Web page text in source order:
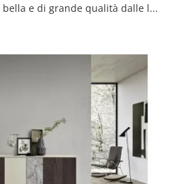
Cerchi una nuova madia bella e di grande qualità dalle linee moderne? Ti offriamo il modello Horizon Tetris 963 di Mobilgam, realizzato in legno.